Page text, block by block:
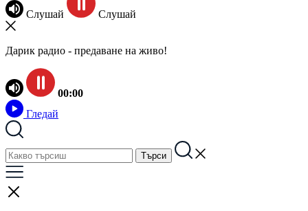
Слушай Слушай
Дарик радио - предаване на живо!
00:00
Гледай